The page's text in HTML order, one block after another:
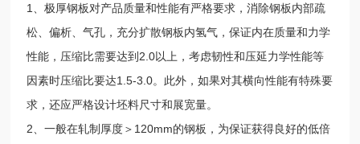
1、极厚钢板对产品质量和性能有严格要求，消除钢板内部疏
松、偏析、气孔，充分扩散钢板内氢气，保证内在质量和力学
性能，压缩比需要达到2.0以上，考虑韧性和压延力学性能等
因素时压缩比要达1.5-3.0。此外，如果对其横向性能有特殊要
求，还应严格设计坯料尺寸和展宽量。
2、一般在轧制厚度＞120mm的钢板，为保证获得良好的低倍